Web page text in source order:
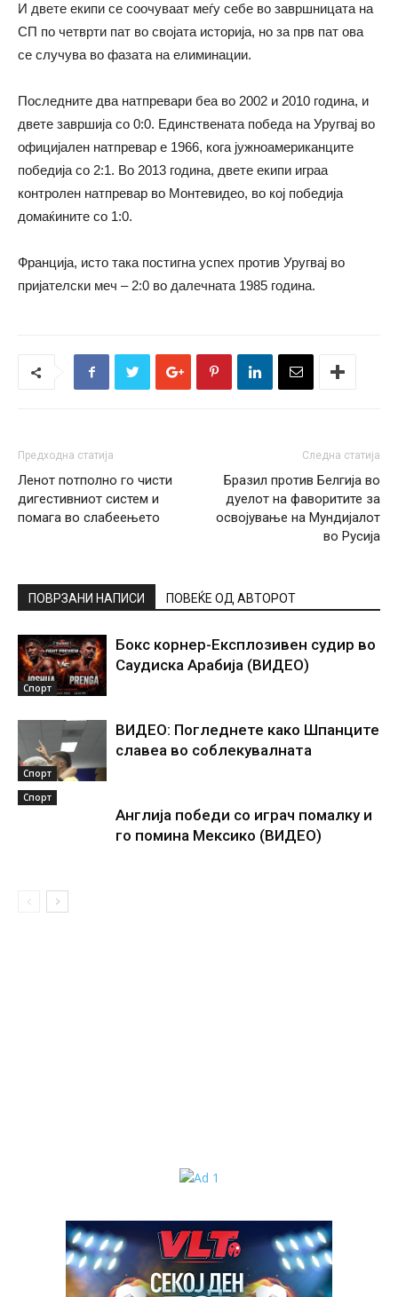
И двете екипи се соочуваат меѓу себе во завршницата на
СП по четврти пат во својата историја, но за прв пат ова
се случува во фазата на елиминации.
Последните два натпревари беа во 2002 и 2010 година, и
двете завршија со 0:0. Единствената победа на Уругвај во
официјален натпревар е 1966, кога јужноамериканците
победија со 2:1. Во 2013 година, двете екипи играа
контролен натпревар во Монтевидео, во кој победија
домаќините со 1:0.
Франција, исто така постигна успех против Уругвај во
пријателски меч – 2:0 во далечната 1985 година.
Предходна статија
Ленот потполно го чисти
дигестивниот систем и
помага во слабеењето
Следна статија
Бразил против Белгија во
дуелот на фаворитите за
освојување на Мундијалот
во Русија
ПОВРЗАНИ НАПИСИ ПОВЕЌЕ ОД АВТОРОТ
Спорт
Бокс корнер-Експлозивен судир во
Саудиска Арабија (ВИДЕО)
Спорт
ВИДЕО: Погледнете како Шпанците
славеа во соблекувалната
Спорт
Англија победи со играч помалку и
го помина Мексико (ВИДЕО)